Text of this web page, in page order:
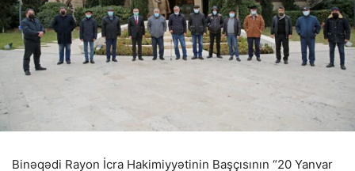
Binəqədi Rayon İcra Hakimiyyətinin Başçısının “20 Yanvar